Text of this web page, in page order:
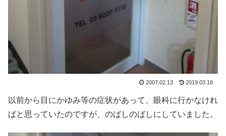
2007.02.13 2019.03.18
以前から目にかゆみ等の症状があって、眼科に行かなけれ
ばと思っていたのですが、のばしのばしにしていました。